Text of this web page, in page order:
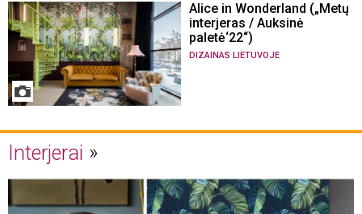
Alice in Wonderland („Metų
interjeras / Auksinė
paletė‘22“)
DIZAINAS LIETUVOJE
Interjerai